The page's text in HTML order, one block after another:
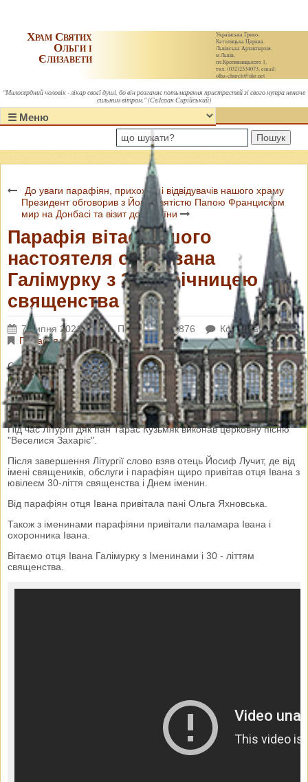
Українська Греко-
Католицька Церква.
Львівська Архиєпархія,
м.Львів,
пл.Кропивницького 1,
тел. (032)2334073, email:
olha-church@ukr.net
Храм Святих
Ольги і
Єлизавети
"Милосердний чоловік - лікар своєї душі, бо він розганяє потьмарення пристрастей зі свого нутра неначе
сильним вітром." (Св.Ісаак Сирійський)
Пошук
До уваги парафіян, прихожан і відвідувачів нашого храму
Президент обговорив з Його Святістю Папою Франциском
мир на Донбасі та візит до України
Парафія вітає нашого
настоятеля отця Івана
Галімурку з 30-ю річницею
священства
7 липня 2021 р. Переглядів: 2876
Коментарі: 0
Парафіяльні новини
Сьогодні,7 липня, наша парафія святкувала іменини і 30
річницю священства отця Івана Галімурки.
Ранішню Святу Літургію відслужив ювіляр у співслужінні з
отцями Йосифом Лучитом і Володимиром Сайчуком.
Під час Літургії дяк пан Тарас Кузьмяк виконав церковну пісню
"Веселися Захаріє".
Після завершення Літургії слово взяв отець Йосиф Лучит, де від
імені священиків, обслуги і парафіян щиро привітав отця Івана з
ювілеєм 30-ліття священства і Днем іменин.
Від парафіян отця Івана привітала пані Ольга Яхновська.
Також з іменинами парафіяни привітали паламара Івана і
охоронника Івана.
Вітаємо отця Івана Галімурку з Іменинами і 30 - літтям
священства.